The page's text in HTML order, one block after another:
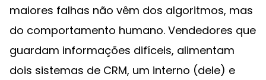
maiores falhas não vêm dos algoritmos, mas
do comportamento humano. Vendedores que
guardam informações difíceis, alimentam
dois sistemas de CRM, um interno (dele) e